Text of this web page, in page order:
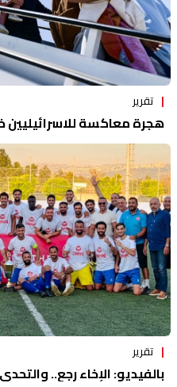
تقرير
هجرة معاكسة للاسرائيليين
تقرير
بالفيديو: الإخاء رجع..